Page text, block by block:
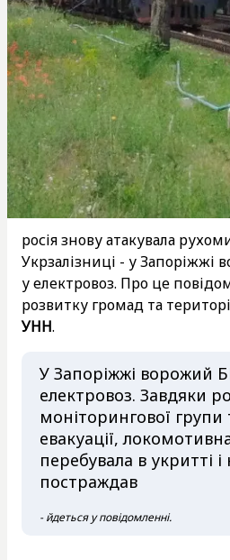
росія знову атакувала
Укрзалізниці - у
у електровоз. Про це
розвитку громад та
УНН.
У Запоріжжі ворожий
електровоз. Завдяки
моніторингової групи
евакуації,
перебувала в укритті і
постраждав
- йдеться у повідомленні.